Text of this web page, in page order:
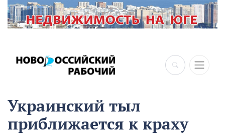
×
Украинский тыл
приближается к краху